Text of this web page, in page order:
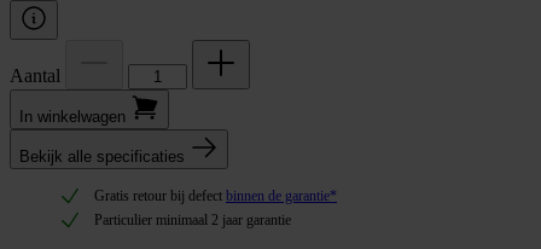
Aantal
In winkel­wagen
Bekijk alle specificaties
Gratis retour bij defect binnen de garantie*
Particulier minimaal 2 jaar garantie